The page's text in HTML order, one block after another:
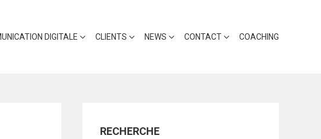
DIGITALE CLIENTS NEWS CONTACT COACHING
RECHERCHE